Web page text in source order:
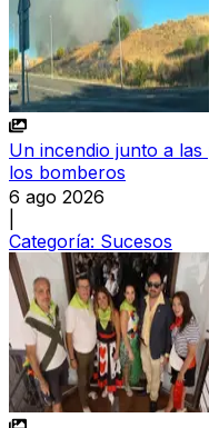
Un incendio junto a
los bomberos
6 ago 2026
Categoría: Sucesos